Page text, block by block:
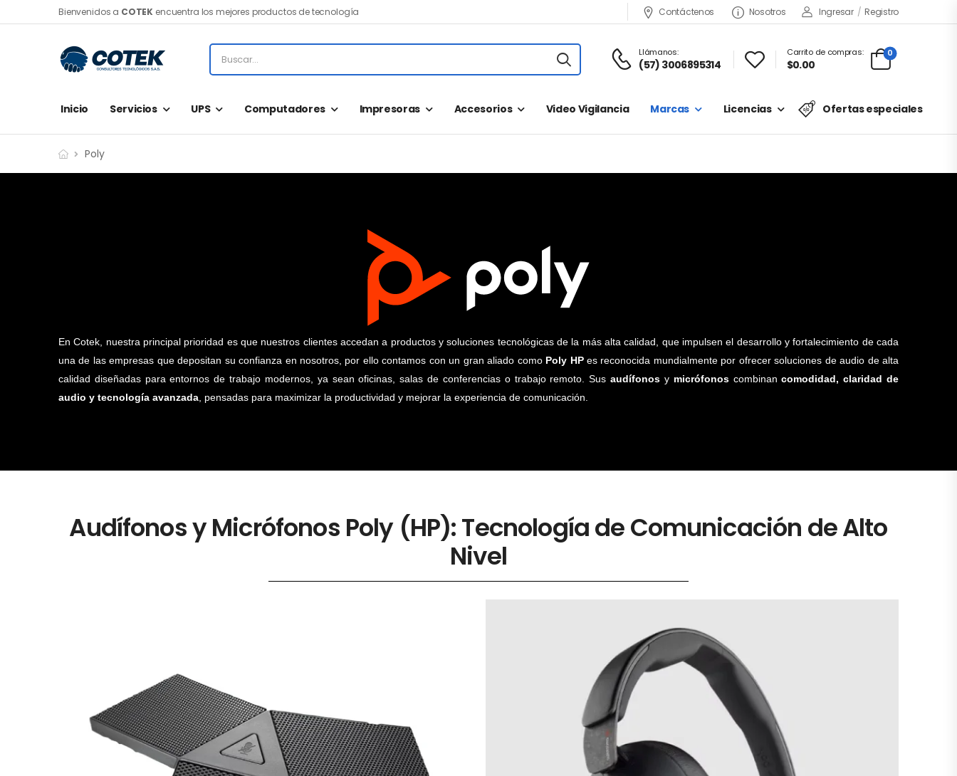
Bienvenidos a COTEK encuentra los mejores productos de tecnología Contáctenos Nosotros Ingresar / Registro
Llámanos:
(57) 3006895314
Carrito de compras:
$0.00
0
Inicio Servicios UPS Computadores Impresoras Accesorios Video Vigilancia Marcas Licencias Ofertas especiales
Poly
En Cotek, nuestra principal prioridad es que nuestros clientes accedan a productos y soluciones tecnológicas de la más alta calidad, que impulsen el desarrollo y fortalecimiento de cada
una de las empresas que depositan su confianza en nosotros, por ello contamos con un gran aliado como Poly HPes reconocida mundialmente por ofrecer soluciones de audio de alta
calidad diseñadas para entornos de trabajo modernos, ya sean oficinas, salas de conferencias o trabajo remoto. Susaudífonos y micrófonoscombinancomodidad, claridad de
audio y tecnología avanzada, pensadas para maximizar la productividad y mejorar la experiencia de comunicación.
Audífonos y Micrófonos Poly (HP): Tecnología de Comunicación de Alto
Nivel